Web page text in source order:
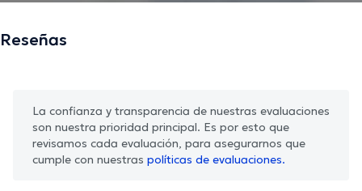
Reseñas
La confianza y transparencia de nuestras evaluaciones
son nuestra prioridad principal. Es por esto que
revisamos cada evaluación, para asegurarnos que
cumple con nuestras políticas de evaluaciones.